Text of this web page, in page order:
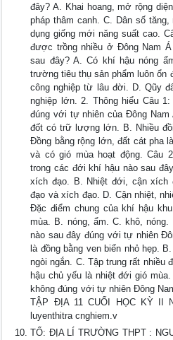
đây? A. Khai hoang, mở rộng
pháp thâm canh. C. Dân số
dụng giống mới năng suất cao.
được trồng nhiều ở Đông Nam
sau đây? A. Có khí hậu nóng
trường tiêu thụ sản phẩm luôn ổn
công nghiệp từ lâu đời. D. Qũy
nghiệp lớn. 2. Thông hiểu Câu
đúng với tự nhiên của Đông
đốt có trữ lượng lớn. B. Nhiều
Đồng bằng rộng lớn, đất cát pha
và có gió mùa hoạt động. Câu
trong các đới khí hậu nào sau
xích đạo. B. Nhiệt đới, cận xích
đạo và xích đạo. D. Cận nhiệt,
Đặc điểm chung của khí hậu
mùa. B. nóng, ẩm. C. khô,
nào sau đây đúng với tự nhiên
là đồng bằng ven biển nhỏ hẹp.
ngòi ngắn. C. Tập trung rất nhiều
hậu chủ yếu là nhiệt đới gió
không đúng với tự nhiên Đông
TẬP ĐỊA 11 CUỐI HỌC KỲ II
luyenthitra cnghiem.v
TỔ: ĐỊA LÍ TRƯỜNG THPT :